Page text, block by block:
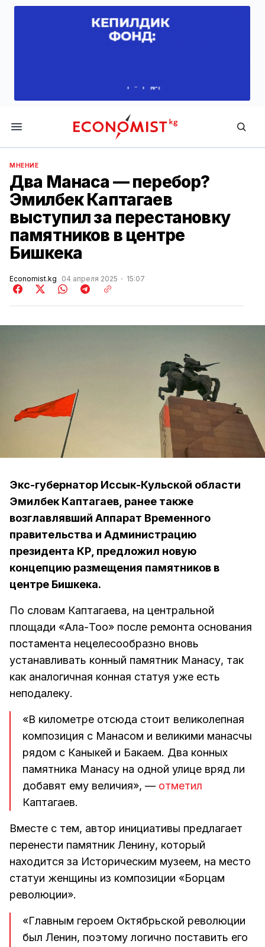
Economist.kg
МНЕНИЕ
Два Манаса — перебор?
Эмилбек Каптагаев
выступил за перестановку
памятников в центре
Бишкека
Economist.kg 04 апреля 2025 15:07
Экс-губернатор Иссык-Кульской области
Эмилбек Каптагаев, ранее также
возглавлявший Аппарат Временного
правительства и Администрацию
президента КР, предложил новую
концепцию размещения памятников в
центре Бишкека.
По словам Каптагаева, на центральной
площади «Ала-Тоо» после ремонта основания
постамента нецелесообразно вновь
устанавливать конный памятник Манасу, так
как аналогичная конная статуя уже есть
неподалеку.
«В километре отсюда стоит великолепная
композиция с Манасом и великими манасчы
рядом с Каныкей и Бакаем. Два конных
памятника Манасу на одной улице вряд ли
добавят ему величия», — отметил
Каптагаев.
Вместе с тем, автор инициативы предлагает
перенести памятник Ленину, который
находится за Историческим музеем, на место
статуи женщины из композиции «Борцам
революции».
«Главным героем Октябрьской революции
был Ленин, поэтому логично поставить его